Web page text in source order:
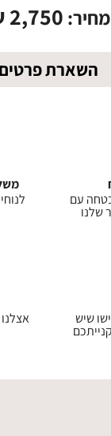
מחיר: 2,750
השארת פרטים
עם
שלנו
שיש